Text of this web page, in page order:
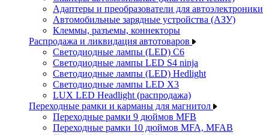
Адаптеры и преобразователи для автоэлектроники
Автомобильные зарядные устройства (АЗУ)
Клеммы, разъемы, коннекторы
Распродажа и ликвидация автотоваров
Светодиодные лампы (LED) C6
Светодиодные лампы LED S4 ninja
Светодиодные лампы (LED) Hedlight
Светодиодные лампы LED X3
LUX LED Headlight (распродажа)
Переходные рамки и карманы для магнитол
Переходные рамки 9 дюймов MFB
Переходные рамки 10 дюймов MFA, MFAB